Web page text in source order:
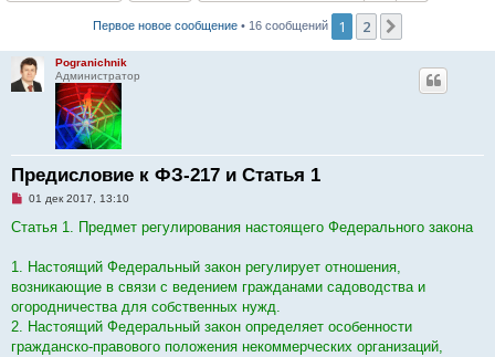
Первое новое сообщение • 16 сообщений 1 2
Pogranichnik
Администратор
Предисловие к ФЗ-217 и Статья 1
Н
п
ч
т
а
н
о
01 дек 2017, 13:10
Статья 1. Предмет регулирования настоящего Федерального закона
1. Настоящий Федеральный закон регулирует отношения,
возникающие в связи с ведением гражданами садоводства и
огородничества для собственных нужд.
2. Настоящий Федеральный закон определяет особенности
гражданско-правового положения некоммерческих организаций,